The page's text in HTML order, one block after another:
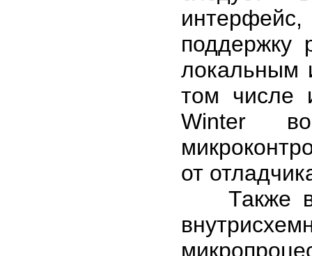
поддержку
локальным
том числе
Winter
от
Также